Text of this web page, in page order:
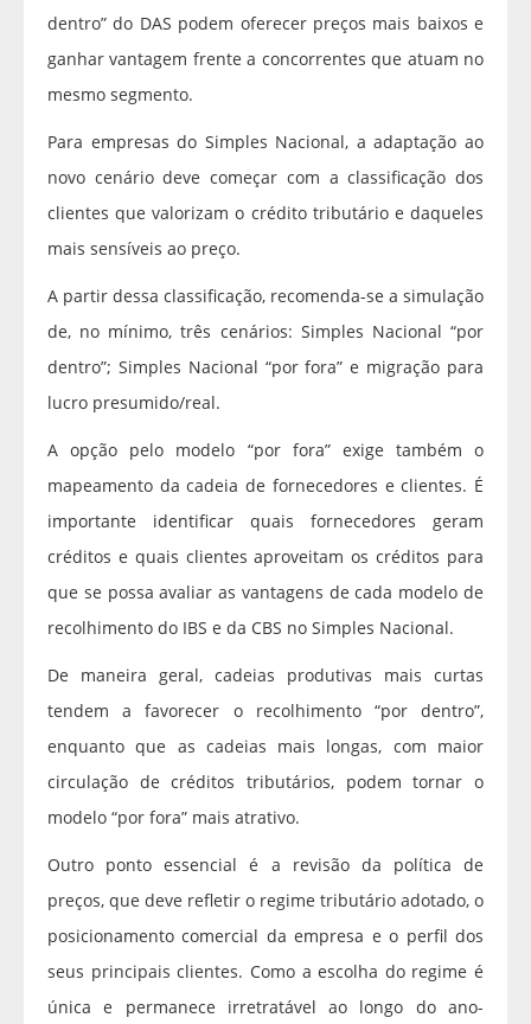
dentro” do DAS podem oferecer preços mais baixos e
ganhar vantagem frente a concorrentes que atuam no
mesmo segmento.
Para empresas do Simples Nacional, a adaptação ao
novo cenário deve começar com a classificação dos
clientes que valorizam o crédito tributário e daqueles
mais sensíveis ao preço.
A partir dessa classificação, recomenda-se a simulação
de, no mínimo, três cenários: Simples Nacional “por
dentro”; Simples Nacional “por fora” e migração para
lucro presumido/real.
A opção pelo modelo “por fora” exige também o
mapeamento da cadeia de fornecedores e clientes. É
importante identificar quais fornecedores geram
créditos e quais clientes aproveitam os créditos para
que se possa avaliar as vantagens de cada modelo de
recolhimento do IBS e da CBS no Simples Nacional.
De maneira geral, cadeias produtivas mais curtas
tendem a favorecer o recolhimento “por dentro”,
enquanto que as cadeias mais longas, com maior
circulação de créditos tributários, podem tornar o
modelo “por fora” mais atrativo.
Outro ponto essencial é a revisão da política de
preços, que deve refletir o regime tributário adotado, o
posicionamento comercial da empresa e o perfil dos
seus principais clientes. Como a escolha do regime é
única e permanece irretratável ao longo do ano-